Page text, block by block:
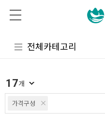
전체카테고리
가격구성
17개